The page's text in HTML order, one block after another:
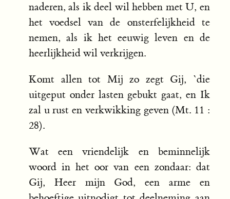
naderen, als ik deel wil hebben met U, en
het voedsel van de onsterfelijkheid te
nemen, als ik het eeuwig leven en de
heerlijkheid wil verkrijgen.
Komt allen tot Mij zo zegt Gij, `die
uitgeput onder lasten gebukt gaat, en Ik
zal u rust en verkwikking geven (Mt. 11 :
28).
Wat een vriendelijk en beminnelijk
woord in het oor van een zondaar: dat
Gij, Heer mijn God, een arme en